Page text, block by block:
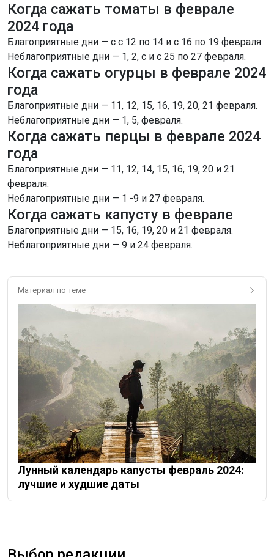
Когда сажать томаты в феврале
2024 года
Благоприятные дни — с с 12 по 14 и с 16 по 19 февраля.
Неблагоприятные дни — 1, 2, с и с 25 по 27 февраля.
Когда сажать огурцы в феврале 2024
года
Благоприятные дни — 11, 12, 15, 16, 19, 20, 21 февраля.
Неблагоприятные дни — 1, 5, февраля.
Когда сажать перцы в феврале 2024
года
Благоприятные дни — 11, 12, 14, 15, 16, 19, 20 и 21
февраля.
Неблагоприятные дни — 1 -9 и 27 февраля.
Когда сажать капусту в феврале
Благоприятные дни — 15, 16, 19, 20 и 21 февраля.
Неблагоприятные дни — 9 и 24 февраля.
Материал по теме
Лунный календарь капусты февраль 2024:
лучшие и худшие даты